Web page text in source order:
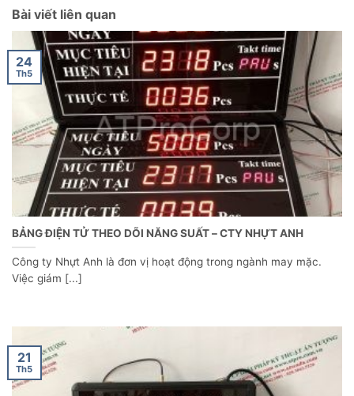
Bài viết liên quan
BẢNG ĐIỆN TỬ THEO DÕI NĂNG SUẤT – CTY NHỰT ANH
Công ty Nhựt Anh là đơn vị hoạt động trong ngành may mặc.
Việc giám [...]
24
Th5
21
Th5